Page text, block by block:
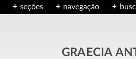
seções navegação
GRAECIA